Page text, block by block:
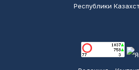
Республики